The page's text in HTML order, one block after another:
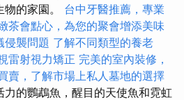
的家園。 台中牙醫推薦，專業
茶會點心，為您的聚會增添美味
侵襲問題 了解不同類型的養老
雷射視力矯正 完美的室內裝修，
賣，了解市場上私人墓地的選擇
的鸚鵡魚，醒目的天使魚和霓虹